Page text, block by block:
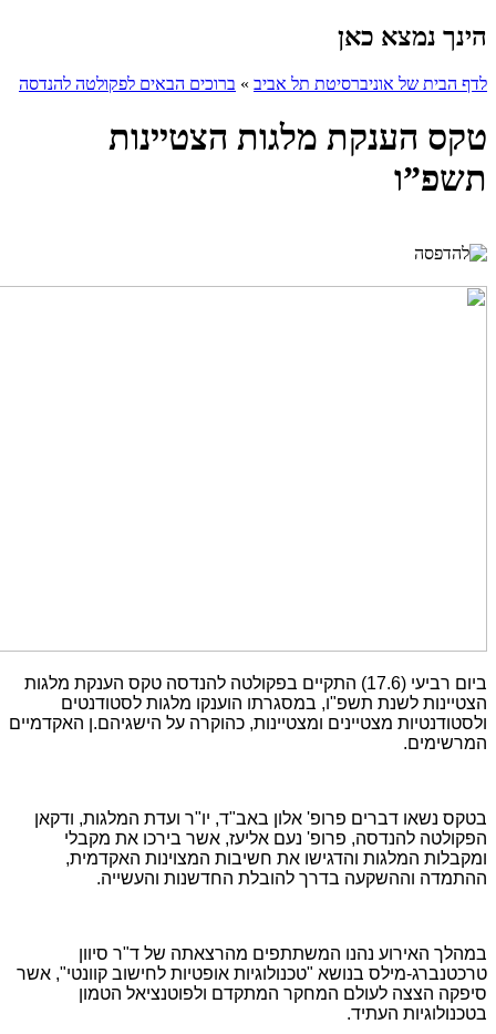
הינך נמצא כאן
לדף הבית של אוניברסיטת תל אביב » ברוכים הבאים לפקולטה להנדסה
טקס הענקת מלגות הצטיינות
תשפ”ו
ביום רביעי (17.6) התקיים בפקולטה להנדסה טקס הענקת מלגות
הצטיינות לשנת תשפ"ו, במסגרתו הוענקו מלגות לסטודנטים
ולסטודנטיות מצטיינים ומצטיינות, כהוקרה על הישגיהם.ן האקדמיים
המרשימים.
בטקס נשאו דברים פרופ' אלון באב"ד, יו"ר ועדת המלגות, ודקאן
הפקולטה להנדסה, פרופ' נעם אליעז, אשר בירכו את מקבלי
ומקבלות המלגות והדגישו את חשיבות המצוינות האקדמית,
ההתמדה וההשקעה בדרך להובלת החדשנות והעשייה.
במהלך האירוע נהנו המשתתפים מהרצאתה של ד"ר סיוון
טרכטנברג-מילס בנושא "טכנולוגיות אופטיות לחישוב קוונטי", אשר
סיפקה הצצה לעולם המחקר המתקדם ולפוטנציאל הטמון
בטכנולוגיות העתיד.